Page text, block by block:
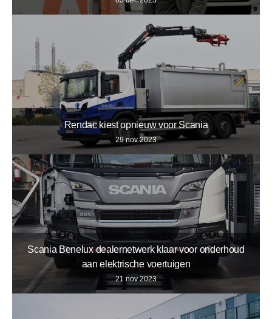
Rendac kiest opnieuw voor Scania
29 nov 2023
Scania Benelux dealernetwerk klaar voor onderhoud
aan elektrische voertuigen
21 nov 2023